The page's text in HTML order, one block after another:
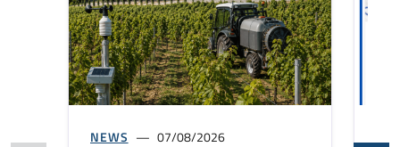
NEWS 07/08/2026